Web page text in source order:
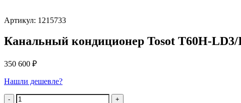
Артикул: 1215733
Канальный кондиционер Tosot T60H-
350 600 ₽
Нашли дешевле?
Количество